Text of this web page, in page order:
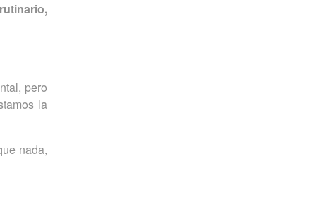
pero
la
nada,